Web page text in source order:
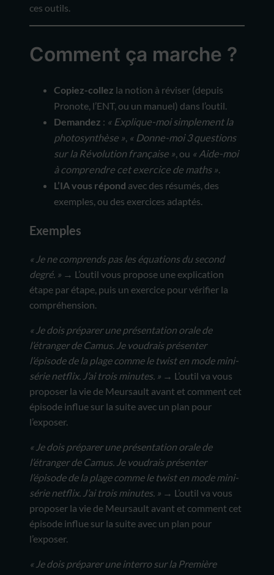
ces outils.
Comment ça marche ?
Copiez-collez la notion à réviser (depuis
Pronote, l’ENT, ou un manuel) dans l’outil.
Demandez : « Explique-moi simplement la
photosynthèse », « Donne-moi 3 questions
sur la Révolution française », ou « Aide-moi
à comprendre cet exercice de maths ».
L’IA vous répond avec des résumés, des
exemples, ou des exercices adaptés.
Exemples
« Je ne comprends pas les équations du second
degré. » → L’outil vous propose une explication
étape par étape, puis un exercice pour vérifier la
compréhension.
« Je dois préparer une présentation orale de
l’étranger de Camus. Je voudrais présenter
l’épisode de la plage comme le twist en mode mini-
série netflix. J’ai trois minutes. » → L’outil va vous
proposer la vie de Meursault avant et comment cet
épisode influe sur la suite avec un plan pour
l’exposer.
« Je dois préparer une présentation orale de
l’étranger de Camus. Je voudrais présenter
l’épisode de la plage comme le twist en mode mini-
série netflix. J’ai trois minutes. » → L’outil va vous
proposer la vie de Meursault avant et comment cet
épisode influe sur la suite avec un plan pour
l’exposer.
« Je dois préparer une interro sur la Première